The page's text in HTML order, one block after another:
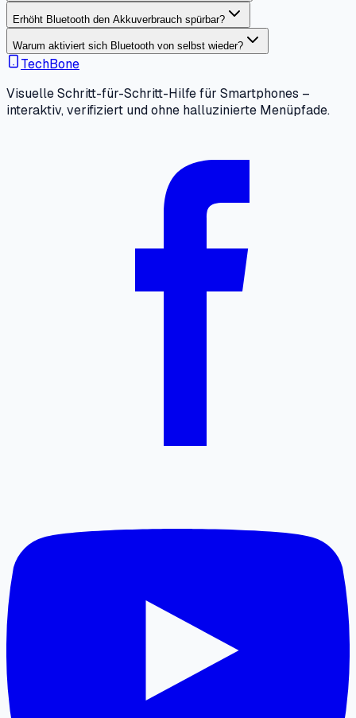
Erhöht Bluetooth den Akkuverbrauch spürbar?
Warum aktiviert sich Bluetooth von selbst wieder?
TechBone
Visuelle Schritt-für-Schritt-Hilfe für Smartphones –
interaktiv, verifiziert und ohne halluzinierte Menüpfade.